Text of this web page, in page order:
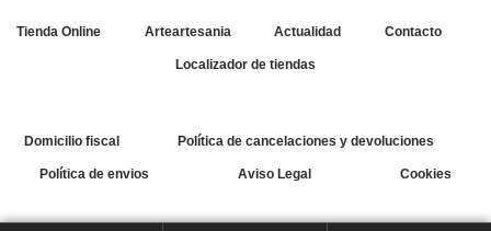
Tienda Online Arteartesania Actualidad Contacto
Localizador de tiendas
Domicilio fiscal Política de cancelaciones y devoluciones
Política de envios Aviso Legal Cookies